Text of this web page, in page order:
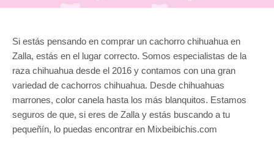
Si estás pensando en comprar un cachorro chihuahua en
Zalla, estás en el lugar correcto. Somos especialistas de la
raza chihuahua desde el 2016 y contamos con una gran
variedad de cachorros chihuahua. Desde chihuahuas
marrones, color canela hasta los más blanquitos. Estamos
seguros de que, si eres de Zalla y estás buscando a tu
pequeñín, lo puedas encontrar en Mixbeibichis.com